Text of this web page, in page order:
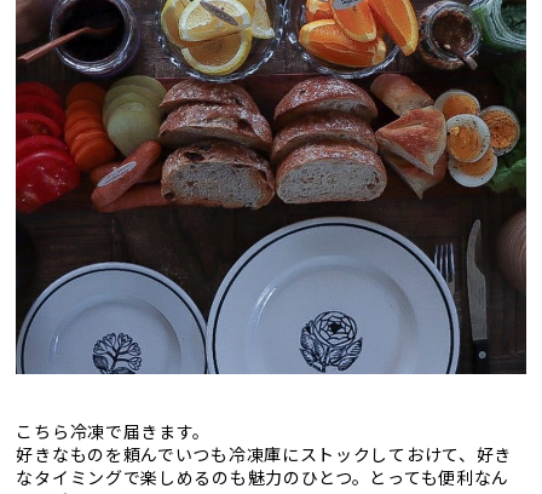
こちら冷凍で届きます。
好きなものを頼んでいつも冷凍庫にストックしておけて、好き
なタイミングで楽しめるのも魅力のひとつ。とっても便利なん